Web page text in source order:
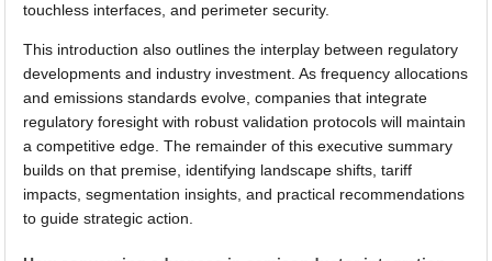
touchless interfaces, and perimeter security.
This introduction also outlines the interplay between regulatory
developments and industry investment. As frequency allocations
and emissions standards evolve, companies that integrate
regulatory foresight with robust validation protocols will maintain
a competitive edge. The remainder of this executive summary
builds on that premise, identifying landscape shifts, tariff
impacts, segmentation insights, and practical recommendations
to guide strategic action.